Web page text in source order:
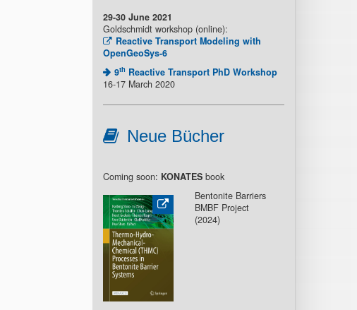
29-30 June 2021
Goldschmidt workshop (online):
Reactive Transport Modeling with
OpenGeoSys-6
9thReactive Transport PhD Workshop
16-17 March 2020
Neue Bücher
Coming soon: KONATES book
Bentonite Barriers
BMBF Project
(2024)